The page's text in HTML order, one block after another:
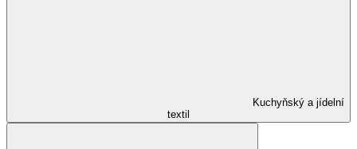
Kuchyňský a jídelní
textil